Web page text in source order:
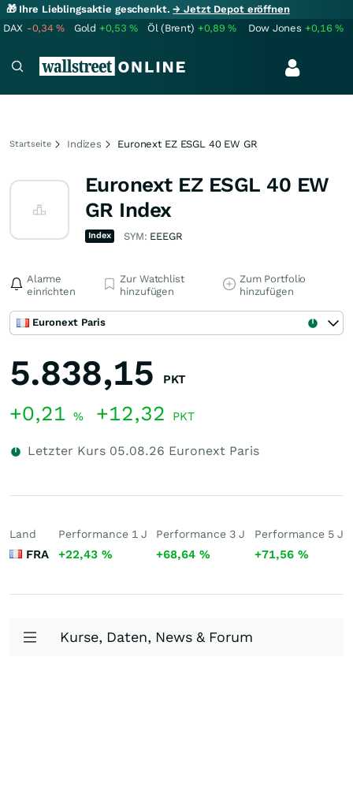
🎁 Ihre Lieblingsaktie geschenkt.→ Jetzt Depot eröffnen
DAX -0,34% Gold +0,53% Öl (Brent) +0,89% Dow Jones +0,16%
Startseite Indizes Euronext EZ ESGL 40 EW GR
Euronext EZ ESGL 40 EW
GR Index
Index SYM: EEEGR
Alarme
einrichten
Zur Watchlist
hinzufügen
Zum Portfolio
hinzufügen
Euronext Paris
5.838,15 PKT
+0,21 % +12,32 PKT
Letzter Kurs 05.08.26 Euronext Paris
Land
FRA
Performance 1 J
+22,43 %
Performance 3 J
+68,64%
Performance 5 J
+71,56 %
Kurse, Daten, News & Forum